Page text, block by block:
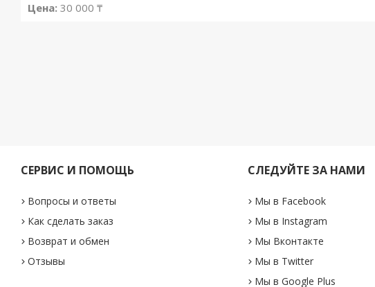
Цена: 30 000 ₸
СЕРВИС И ПОМОЩЬ
Вопросы и ответы
Как сделать заказ
Возврат и обмен
Отзывы
СЛЕДУЙТЕ ЗА НАМИ
Мы в Facebook
Мы в Instagram
Мы Вконтакте
Мы в Twitter
Мы в Google Plus